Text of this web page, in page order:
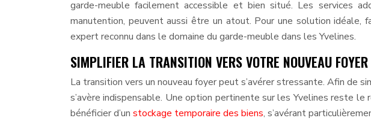
garde-meuble facilement accessible et bien situé. Les services
manutention, peuvent aussi être un atout. Pour une solution idéale,
expert reconnu dans le domaine du garde-meuble dans les Yvelines.
SIMPLIFIER LA TRANSITION VERS VOTRE NOUVEAU
La transition vers un nouveau foyer peut s’avérer stressante. Afin de
s’avère indispensable. Une option pertinente sur les Yvelines reste le
bénéficier d’un stockage temporaire des biens, s’avérant